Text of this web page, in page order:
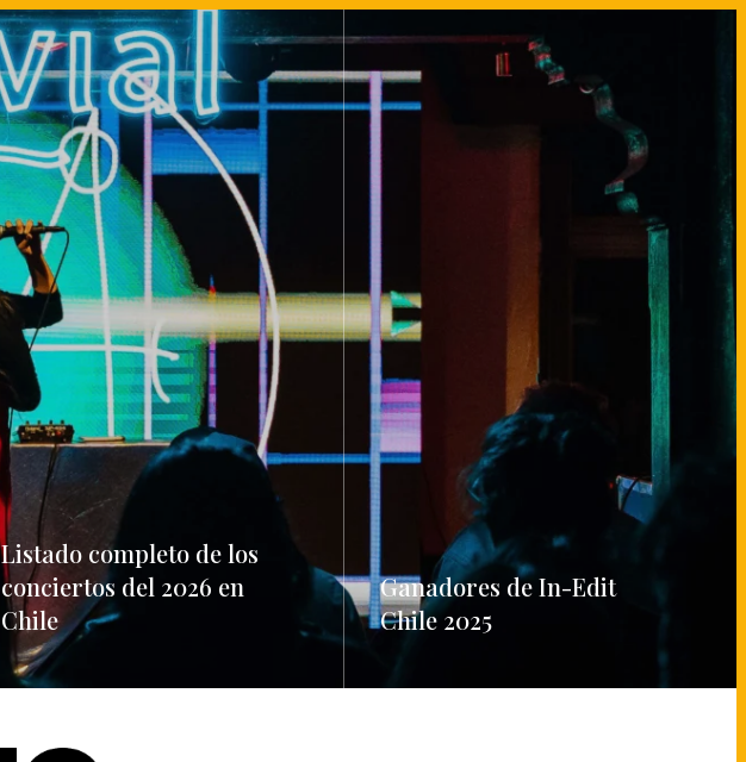
Listado completo de los
conciertos del 2026 en
Chile
READ MORE
Ganadores de In-Edit
Chile 2025